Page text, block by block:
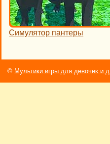
Симулятор пантеры
© Мультики игры для девочек и